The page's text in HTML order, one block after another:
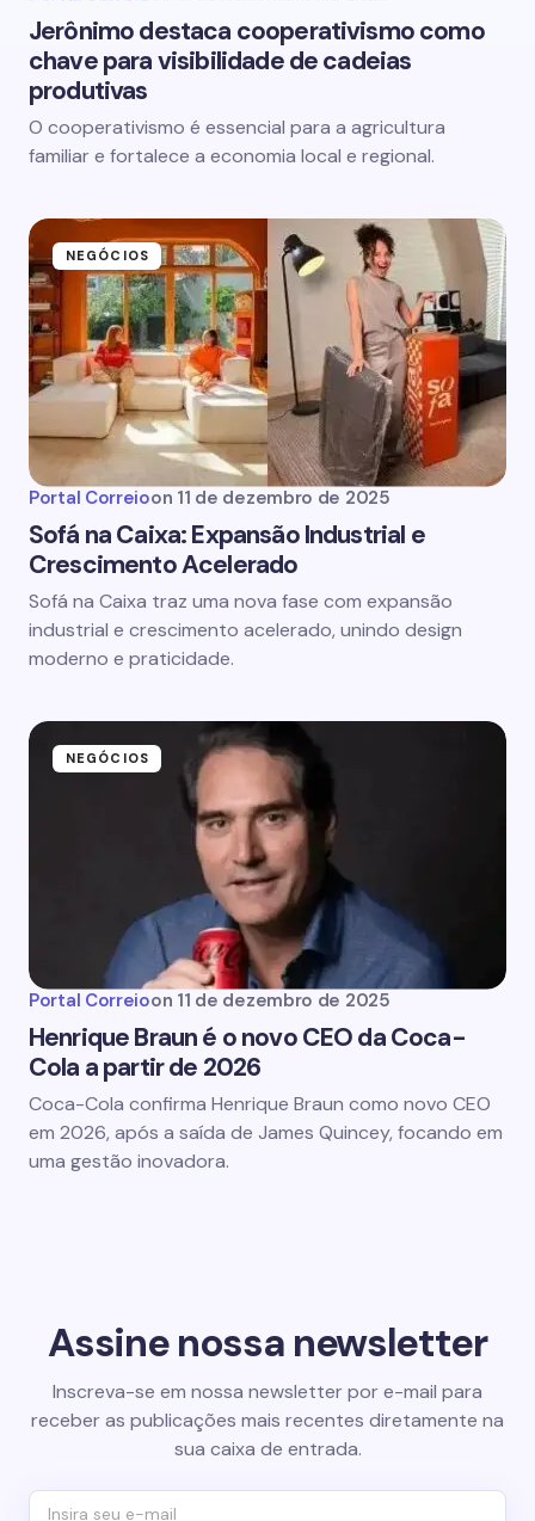
Jerônimo destaca cooperativismo como
chave para visibilidade de cadeias
produtivas
O cooperativismo é essencial para a agricultura
familiar e fortalece a economia local e regional.
NEGÓCIOS
Portal Correioon 11 de dezembro de 2025
Sofá na Caixa: Expansão Industrial e
Crescimento Acelerado
Sofá na Caixa traz uma nova fase com expansão
industrial e crescimento acelerado, unindo design
moderno e praticidade.
NEGÓCIOS
Portal Correioon 11 de dezembro de 2025
Henrique Braun é o novo CEO da Coca-
Cola a partir de 2026
Coca-Cola confirma Henrique Braun como novo CEO
em 2026, após a saída de James Quincey, focando em
uma gestão inovadora.
Assine nossa newsletter
Inscreva-se em nossa newsletter por e-mail para
receber as publicações mais recentes diretamente na
sua caixa de entrada.